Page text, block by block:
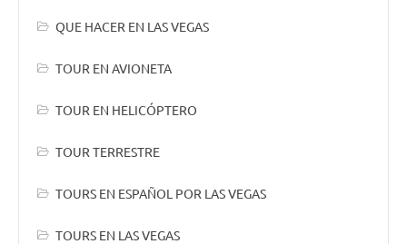
QUE HACER EN LAS VEGAS
TOUR EN AVIONETA
TOUR EN HELICÓPTERO
TOUR TERRESTRE
TOURS EN ESPAÑOL POR LAS VEGAS
TOURS EN LAS VEGAS